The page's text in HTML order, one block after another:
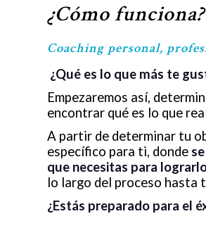
¿Cómo funciona?
Coaching personal,
¿Qué es lo que más te
Empezaremos así,
encontrar qué es lo que
A partir de determinar tu
específico para ti, donde
que necesitas para
lo largo del proceso hasta
¿Estás preparado para el